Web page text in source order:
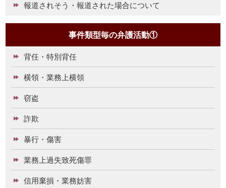
報道されそう・報道された場合について
事件類型毎の弁護活動①
背任・特別背任
横領・業務上横領
窃盗
詐欺
暴行・傷害
業務上過失致死傷罪
信用棄損・業務妨害